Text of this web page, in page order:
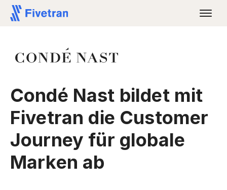
Condé Nast bildet mit
Fivetran die Customer
Journey für globale
Marken ab